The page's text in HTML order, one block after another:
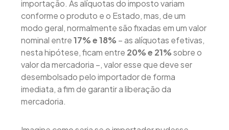
importação. As alíquotas do imposto variam
conforme o produto e o Estado, mas, de um
modo geral, normalmente são fixadas em um valor
nominal entre17% e 18% – as alíquotas efetivas,
nesta hipótese, ficam entre 20% e 21%sobre o
valor da mercadoria –, valor esse que deve ser
desembolsado pelo importador de forma
imediata, a fim de garantir a liberação da
mercadoria.